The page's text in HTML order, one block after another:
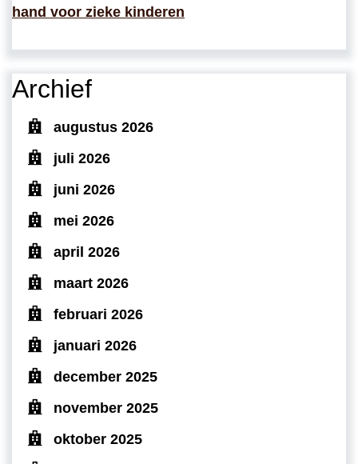
hand voor zieke kinderen
Archief
augustus 2026
juli 2026
juni 2026
mei 2026
april 2026
maart 2026
februari 2026
januari 2026
december 2025
november 2025
oktober 2025